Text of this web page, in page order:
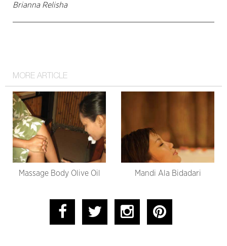
Brianna Relisha
MORE ARTICLE
Massage Body Olive Oil Mandi Ala Bidadari